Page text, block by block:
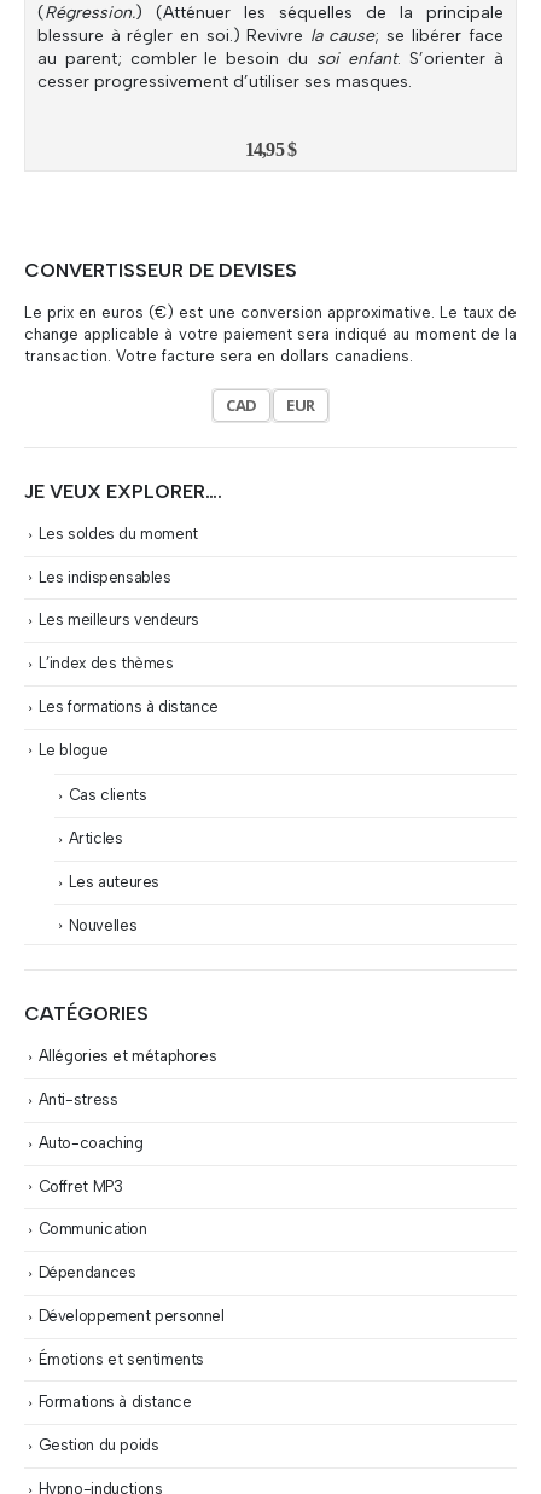
(Régression.) (Atténuer les séquelles de la principale
blessure à régler en soi.) Revivre la cause; se libérer face
au parent; combler le besoin du soi enfant. S’orienter à
cesser progressivement d’utiliser ses masques.
14,95$
CONVERTISSEUR DE DEVISES
Le prix en euros (€) est une conversion approximative. Le taux de
change applicable à votre paiement sera indiqué au moment de la
transaction. Votre facture sera en dollars canadiens.
CAD EUR
JE VEUX EXPLORER….
Les soldes du moment
Les indispensables
Les meilleurs vendeurs
L’index des thèmes
Les formations à distance
Le blogue
Cas clients
Articles
Les auteures
Nouvelles
CATÉGORIES
Allégories et métaphores
Anti-stress
Auto-coaching
Coffret MP3
Communication
Dépendances
Développement personnel
Émotions et sentiments
Formations à distance
Gestion du poids
Hypno-inductions